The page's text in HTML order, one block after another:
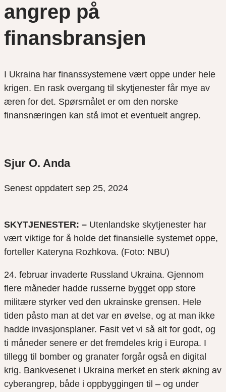
angrep på
finansbransjen
I Ukraina har finanssystemene vært oppe under hele
krigen. En rask overgang til skytjenester får mye av
æren for det. Spørsmålet er om den norske
finansnæringen kan stå imot et eventuelt angrep.
Sjur O. Anda
Senest oppdatert sep 25, 2024
SKYTJENESTER: – Utenlandske skytjenester har
vært viktige for å holde det finansielle systemet oppe,
forteller Kateryna Rozhkova. (Foto: NBU)
24. februar invaderte Russland Ukraina. Gjennom
flere måneder hadde russerne bygget opp store
militære styrker ved den ukrainske grensen. Hele
tiden påsto man at det var en øvelse, og at man ikke
hadde invasjonsplaner. Fasit vet vi så alt for godt, og
ti måneder senere er det fremdeles krig i Europa. I
tillegg til bomber og granater forgår også en digital
krig. Bankvesenet i Ukraina merket en sterk økning av
cyberangrep, både i oppbyggingen til – og under